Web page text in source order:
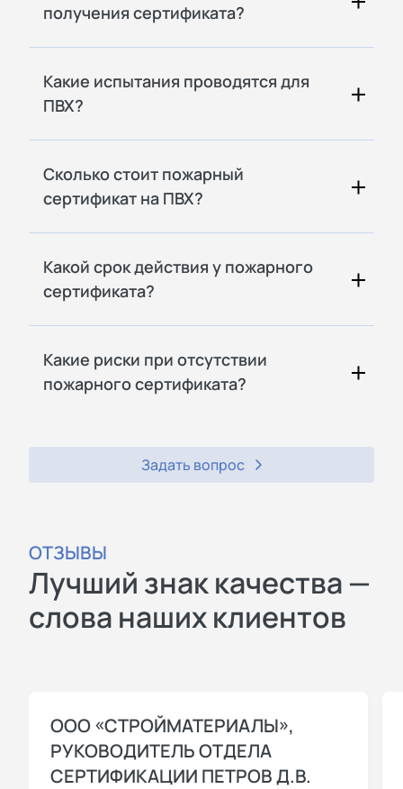
получения сертификата?
Какие испытания проводятся для
ПВХ?
Сколько стоит пожарный
сертификат на ПВХ?
Какой срок действия у пожарного
сертификата?
Какие риски при отсутствии
пожарного сертификата?
Задать вопрос
ОТЗЫВЫ
Лучший знак качества —
слова наших клиентов
ООО «СТРОЙМАТЕРИАЛЫ»,
РУКОВОДИТЕЛЬ ОТДЕЛА
СЕРТИФИКАЦИИ ПЕТРОВ Д.В.